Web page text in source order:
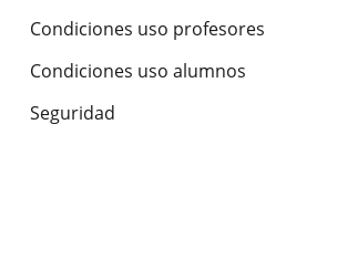
Condiciones uso profesores
Condiciones uso alumnos
Seguridad